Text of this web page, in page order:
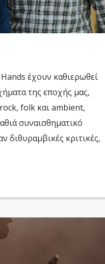
έχουν καθιερωθεί
της εποχής μας,
folk και ambient,
συναισθηματικό
κριτικές,